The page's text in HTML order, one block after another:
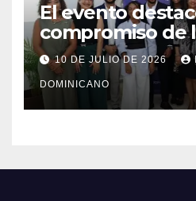
El evento
compromiso de
el liderazgo, la
excelencia
más de ocho
10 DE JULIO DE 2026
DOMINICANO